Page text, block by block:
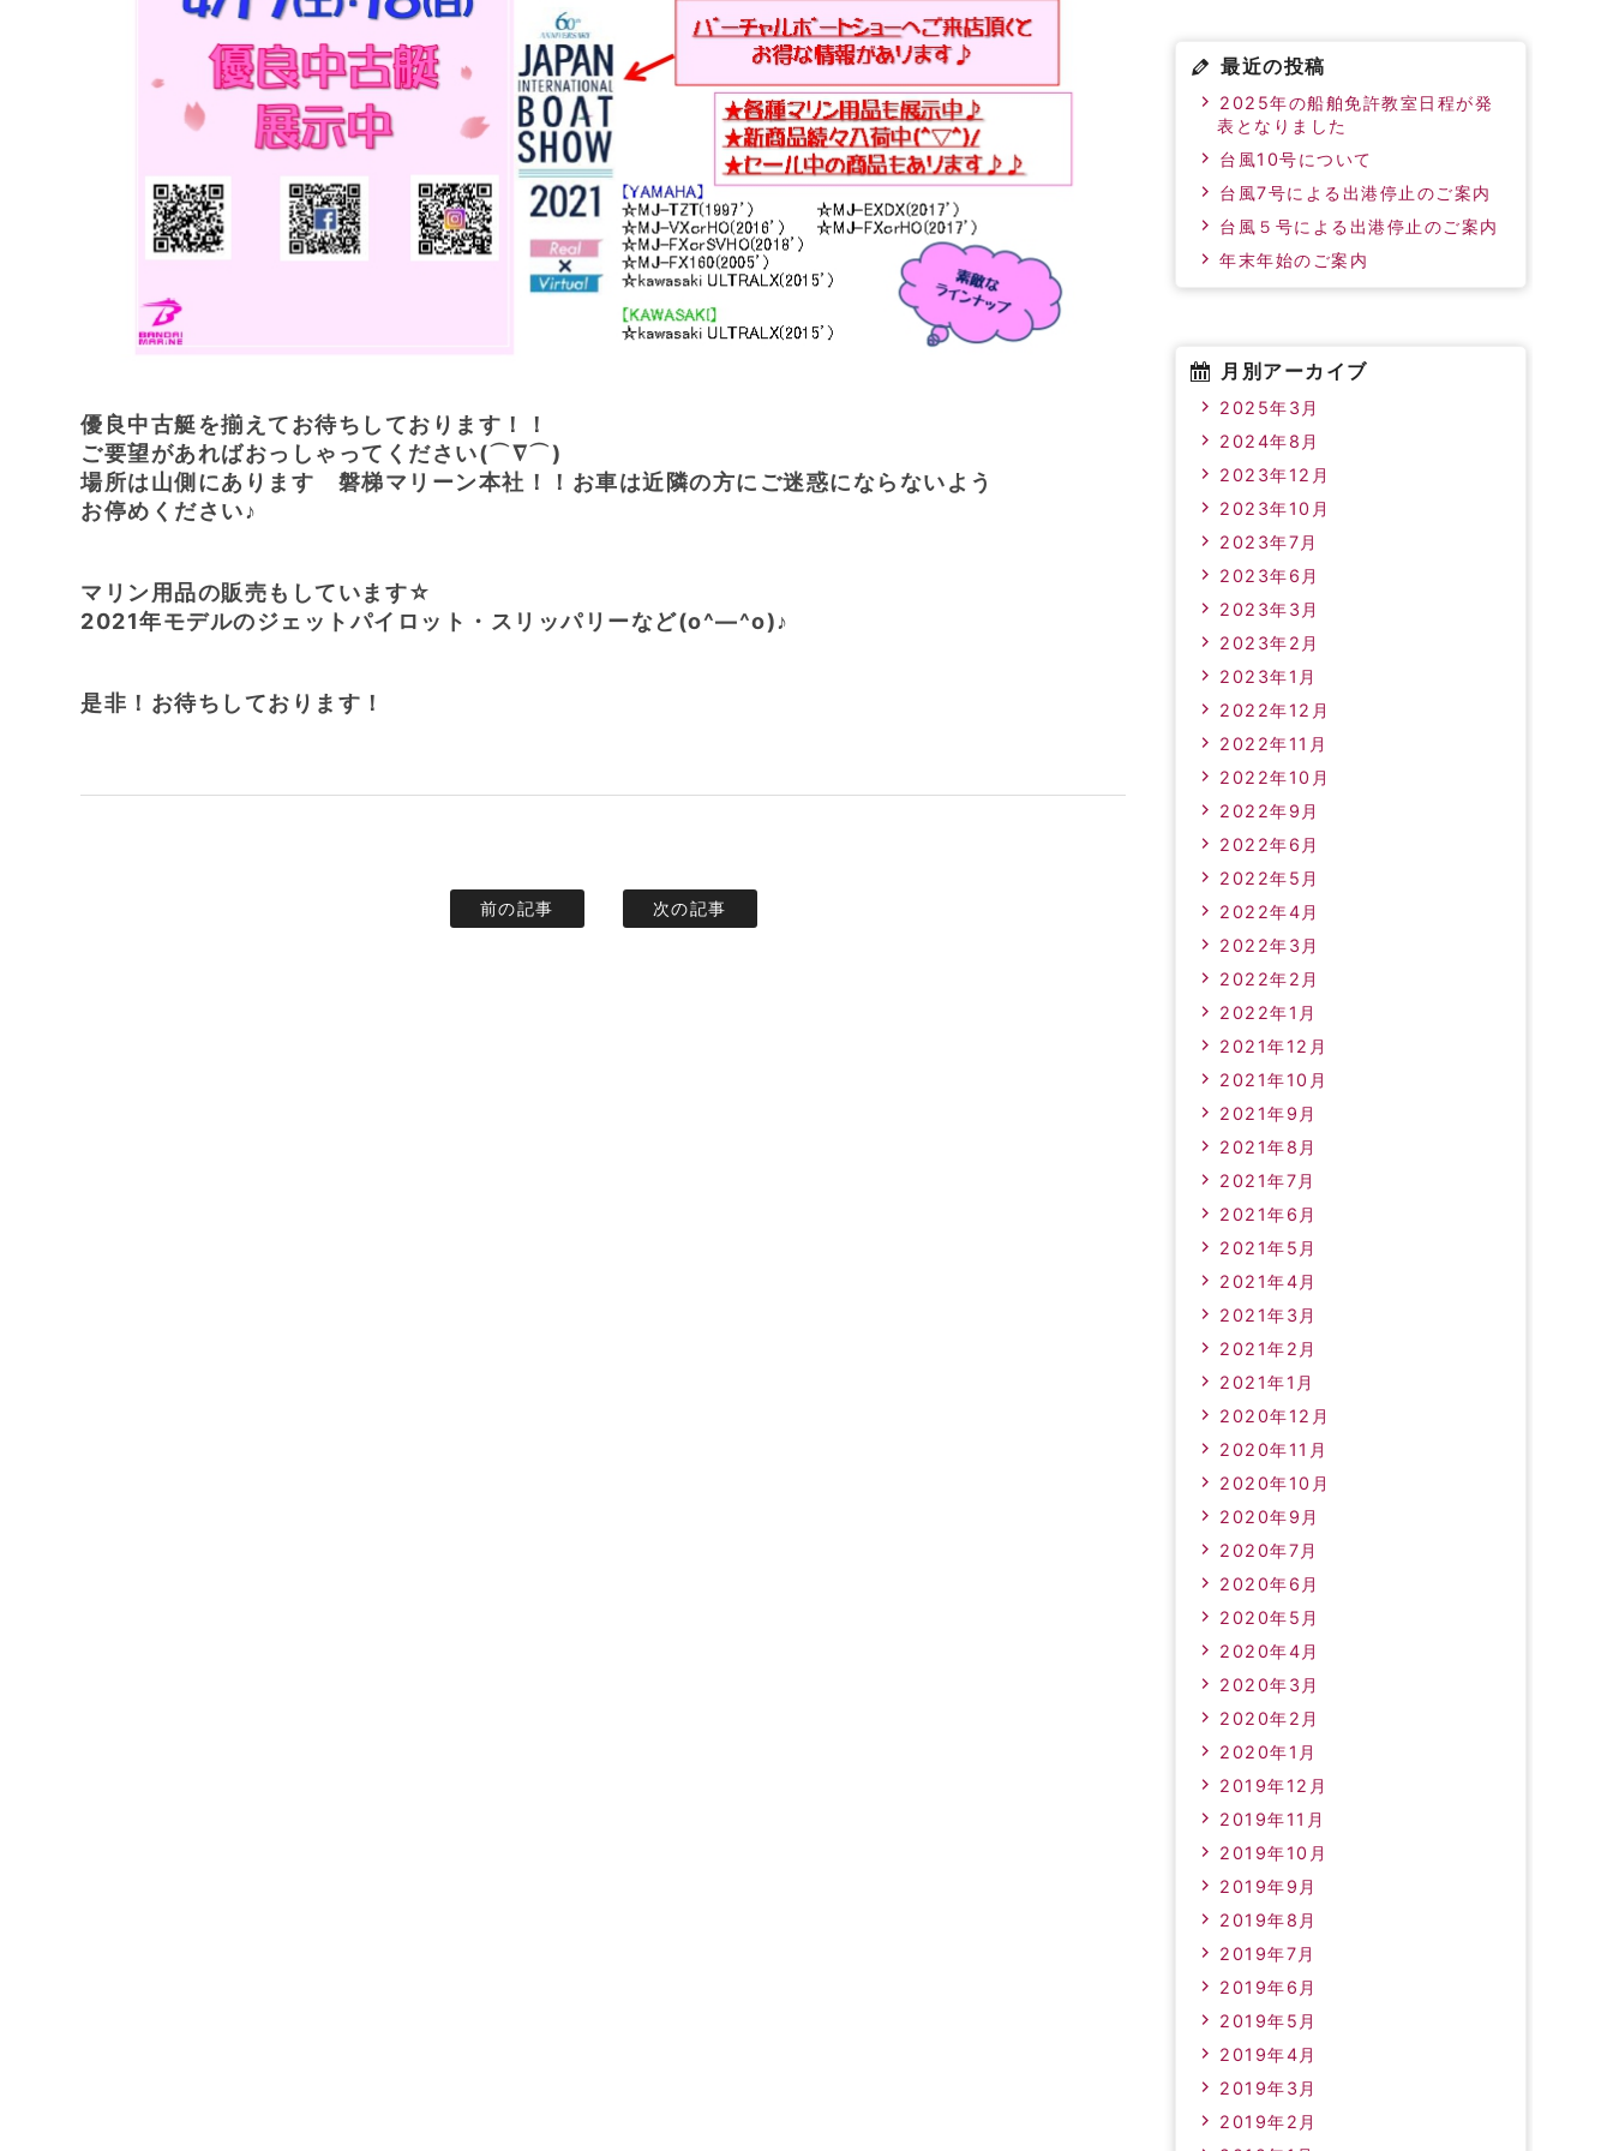
優良中古艇を揃えてお待ちしております！！
ご要望があればおっしゃってください(⌒∇⌒)
場所は山側にあります 磐梯マリーン本社！！お車は近隣の方にご迷惑にならないよう
お停めください♪
マリン用品の販売もしています☆
2021年モデルのジェットパイロット・スリッパリーなど(o^―^o)♪
是非！お待ちしております！
前の記事 次の記事
最近の投稿
2025年の船舶免許教室日程が発
表となりました
台風10号について
台風7号による出港停止のご案内
台風５号による出港停止のご案内
年末年始のご案内
月別アーカイブ
2025年3月
2024年8月
2023年12月
2023年10月
2023年7月
2023年6月
2023年3月
2023年2月
2023年1月
2022年12月
2022年11月
2022年10月
2022年9月
2022年6月
2022年5月
2022年4月
2022年3月
2022年2月
2022年1月
2021年12月
2021年10月
2021年9月
2021年8月
2021年7月
2021年6月
2021年5月
2021年4月
2021年3月
2021年2月
2021年1月
2020年12月
2020年11月
2020年10月
2020年9月
2020年7月
2020年6月
2020年5月
2020年4月
2020年3月
2020年2月
2020年1月
2019年12月
2019年11月
2019年10月
2019年9月
2019年8月
2019年7月
2019年6月
2019年5月
2019年4月
2019年3月
2019年2月